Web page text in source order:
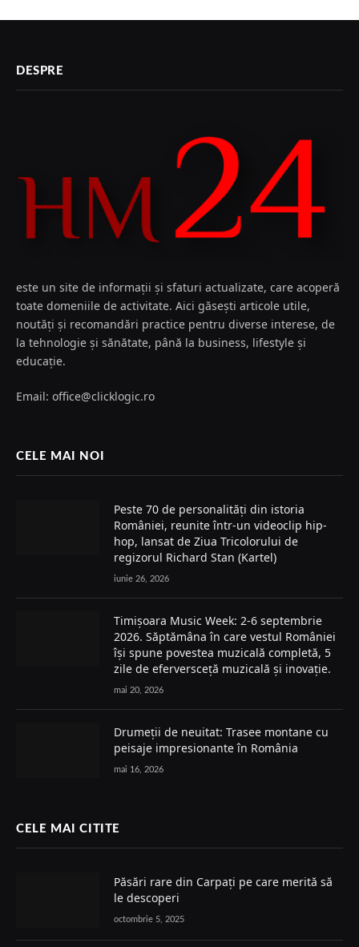
DESPRE
este un site de informații și sfaturi actualizate, care acoperă
toate domeniile de activitate. Aici găsești articole utile,
noutăți și recomandări practice pentru diverse interese, de
la tehnologie și sănătate, până la business, lifestyle și
educație.
Email: office@clicklogic.ro
CELE MAI NOI
Peste 70 de personalități din istoria
României, reunite într-un videoclip hip-
hop, lansat de Ziua Tricolorului de
regizorul Richard Stan (Kartel)
iunie 26, 2026
Timișoara Music Week: 2-6 septembrie
2026. Săptămâna în care vestul României
își spune povestea muzicală completă, 5
zile de eferversceță muzicală și inovație.
mai 20, 2026
Drumeții de neuitat: Trasee montane cu
peisaje impresionante în România
mai 16, 2026
CELE MAI CITITE
Păsări rare din Carpați pe care merită să
le descoperi
octombrie 5, 2025